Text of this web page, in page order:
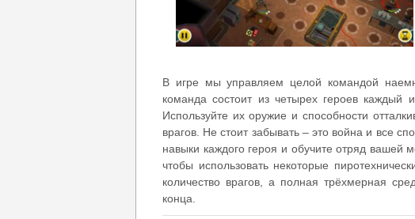
В игре мы управляем целой командой
команда состоит из четырех героев каждый
Используйте их оружие и способности
врагов. Не стоит забывать – это война и все
навыки каждого героя и обучите отряд вашей
чтобы использовать некоторые
количество врагов, а полная трёхмерная
конца.